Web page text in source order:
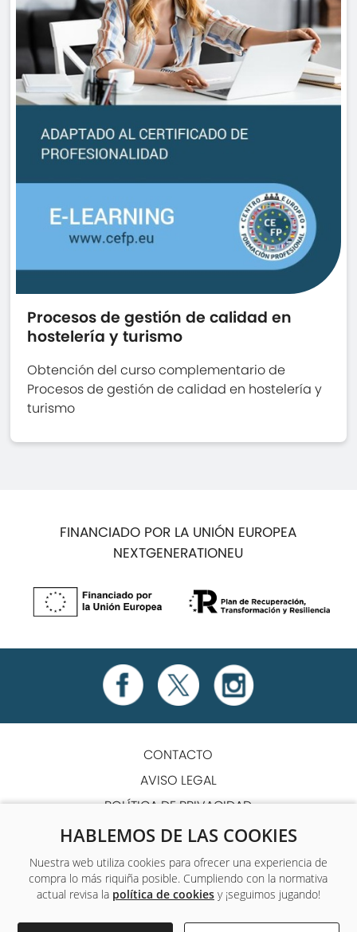
HABLEMOS DE LAS COOKIES
Nuestra web utiliza cookies para ofrecer una experiencia de
compra lo más riquiña posible. Cumpliendo con la normativa
actual revisa la política de cookiesy ¡seguimos jugando!
Procesos de gestión de calidad en
hostelería y turismo
Obtención del curso complementario de
Procesos de gestión de calidad en hostelería y
turismo
FINANCIADO POR LA UNIÓN EUROPEA
NEXTGENERATIONEU
CONTACTO
AVISO LEGAL
POLÍTICA DE PRIVACIDAD
POLÍTICA DE COOKIES
TÉRMINOS Y CONDICIONES
ACCESIBILIDAD